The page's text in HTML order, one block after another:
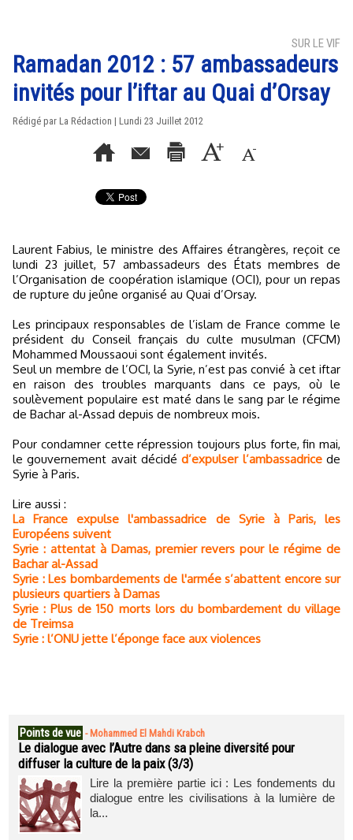
SUR LE VIF
Ramadan 2012 : 57 ambassadeurs
invités pour l’iftar au Quai d’Orsay
Rédigé par La Rédaction | Lundi 23 Juillet 2012
Laurent Fabius, le ministre des Affaires étrangères, reçoit ce
lundi 23 juillet, 57 ambassadeurs des États membres de
l’Organisation de coopération islamique (OCI), pour un repas
de rupture du jeûne organisé au Quai d’Orsay.
Les principaux responsables de l’islam de France comme le
président du Conseil français du culte musulman (CFCM)
Mohammed Moussaoui sont également invités.
Seul un membre de l’OCI, la Syrie, n’est pas convié à cet iftar
en raison des troubles marquants dans ce pays, où le
soulèvement populaire est maté dans le sang par le régime
de Bachar al-Assad depuis de nombreux mois.
Pour condamner cette répression toujours plus forte, fin mai,
le gouvernement avait décidéd’expulser l’ambassadricede
Syrie à Paris.
Lire aussi :
La France expulse l'ambassadrice de Syrie à Paris, les
Européens suivent
Syrie : attentat à Damas, premier revers pour le régime de
Bachar al-Assad
Syrie : Les bombardements de l'armée s’abattent encore sur
plusieurs quartiers à Damas
Syrie : Plus de 150 morts lors du bombardement du village
de Treimsa
Syrie : l’ONU jette l’éponge face aux violences
Points de vue - Mohammed El Mahdi Krabch
Le dialogue avec l’Autre dans sa pleine diversité pour
diffuser la culture de la paix (3/3)
Lire la première partie ici : Les fondements du
dialogue entre les civilisations à la lumière de
la...